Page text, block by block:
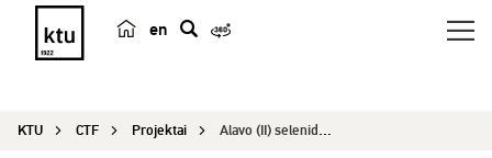
en
e
KTU CTF Projektai Alavo (II) selenidų sluoksnių legiruotų variu su...